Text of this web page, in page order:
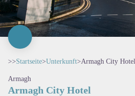
>>Startseite>Unterkunft>Armagh City Hotel
Armagh
Armagh City Hotel